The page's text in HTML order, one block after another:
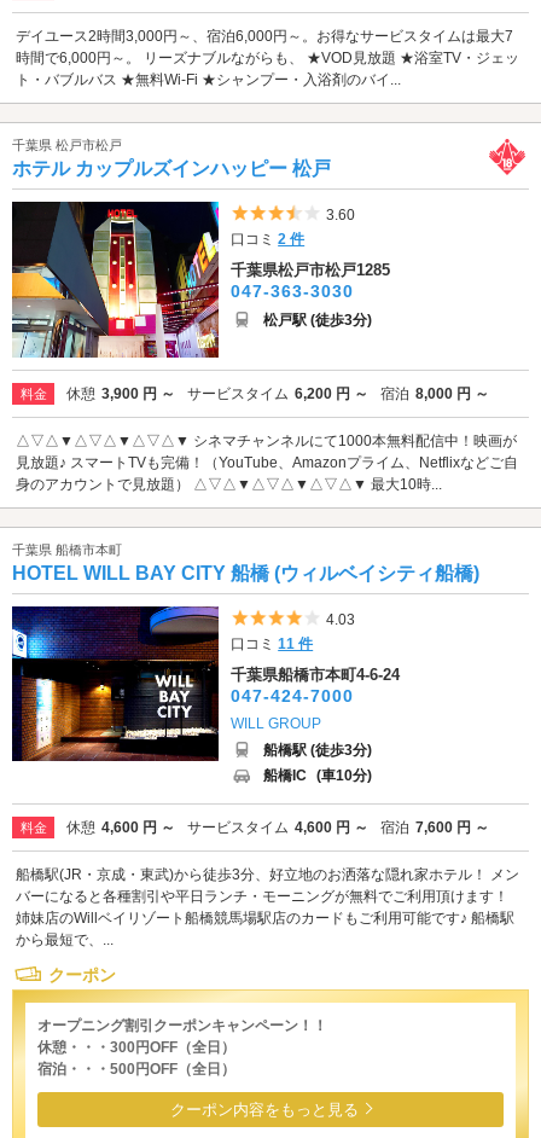
デイユース2時間3,000円～、宿泊6,000円～。お得なサービスタイムは最大7
時間で6,000円～。 リーズナブルながらも、 ★VOD見放題 ★浴室TV・ジェッ
ト・バブルバス ★無料Wi-Fi ★シャンプー・入浴剤のバイ...
千葉県 松戸市松戸
ホテル カップルズインハッピー 松戸
5つ星のうち3.5
3.60
口コミ2 件
千葉県松戸市松戸1285
047-363-3030
松戸駅 (徒歩3分)
料金 休憩 3,900 円 ～ サービスタイム 6,200 円 ～ 宿泊 8,000 円 ～
△▽△▼△▽△▼△▽△▼ シネマチャンネルにて1000本無料配信中！映画が
見放題♪ スマートTVも完備！（YouTube、Amazonプライム、Netflixなどご自
身のアカウントで見放題） △▽△▼△▽△▼△▽△▼ 最大10時...
千葉県 船橋市本町
HOTEL WILL BAY CITY 船橋 (ウィルベイシティ船橋)
5つ星のうち4
4.03
口コミ11 件
千葉県船橋市本町4-6-24
047-424-7000
WILL GROUP
船橋駅 (徒歩3分)
船橋IC (車10分)
料金 休憩 4,600 円 ～ サービスタイム 4,600 円 ～ 宿泊 7,600 円 ～
船橋駅(JR・京成・東武)から徒歩3分、好立地のお洒落な隠れ家ホテル！ メン
バーになると各種割引や平日ランチ・モーニングが無料でご利用頂けます！
姉妹店のWillベイリゾート船橋競馬場駅店のカードもご利用可能です♪ 船橋駅
から最短で、...
クーポン
オープニング割引クーポンキャンペーン！！
休憩・・・300円OFF（全日）
宿泊・・・500円OFF（全日）
クーポン内容をもっと見る